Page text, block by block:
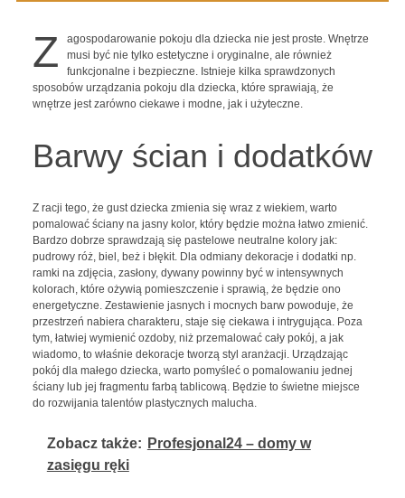
Z
agospodarowanie pokoju dla dziecka nie jest proste. Wnętrze
musi być nie tylko estetyczne i oryginalne, ale również
funkcjonalne i bezpieczne. Istnieje kilka sprawdzonych
sposobów urządzania pokoju dla dziecka, które sprawiają, że
wnętrze jest zarówno ciekawe i modne, jak i użyteczne.
Barwy ścian i dodatków
Z racji tego, że gust dziecka zmienia się wraz z wiekiem, warto
pomalować ściany na jasny kolor, który będzie można łatwo zmienić.
Bardzo dobrze sprawdzają się pastelowe neutralne kolory jak:
pudrowy róż, biel, beż i błękit. Dla odmiany dekoracje i dodatki np.
ramki na zdjęcia, zasłony, dywany powinny być w intensywnych
kolorach, które ożywią pomieszczenie i sprawią, że będzie ono
energetyczne. Zestawienie jasnych i mocnych barw powoduje, że
przestrzeń nabiera charakteru, staje się ciekawa i intrygująca. Poza
tym, łatwiej wymienić ozdoby, niż przemalować cały pokój, a jak
wiadomo, to właśnie dekoracje tworzą styl aranżacji. Urządzając
pokój dla małego dziecka, warto pomyśleć o pomalowaniu jednej
ściany lub jej fragmentu farbą tablicową. Będzie to świetne miejsce
do rozwijania talentów plastycznych malucha.
Zobacz także: Profesjonal24 – domy w
zasięgu ręki